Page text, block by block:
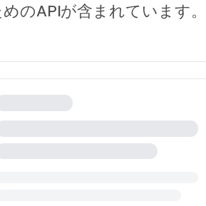
のAPIが含まれています。